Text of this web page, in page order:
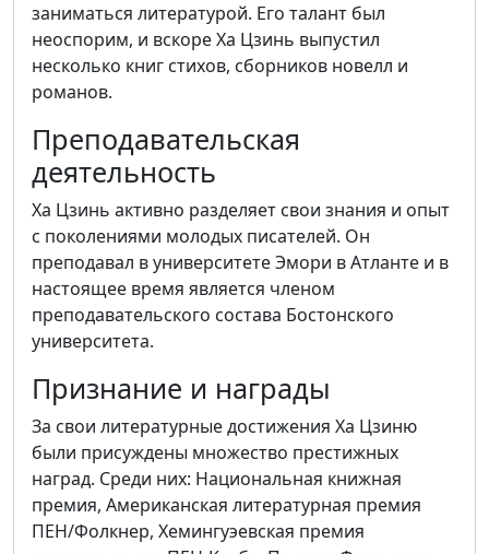
заниматься литературой. Его талант был
неоспорим, и вскоре Ха Цзинь выпустил
несколько книг стихов, сборников новелл и
романов.
Преподавательская
деятельность
Ха Цзинь активно разделяет свои знания и опыт
с поколениями молодых писателей. Он
преподавал в университете Эмори в Атланте и в
настоящее время является членом
преподавательского состава Бостонского
университета.
Признание и награды
За свои литературные достижения Ха Цзиню
были присуждены множество престижных
наград. Среди них: Национальная книжная
премия, Американская литературная премия
ПЕН/Фолкнер, Хемингуэевская премия